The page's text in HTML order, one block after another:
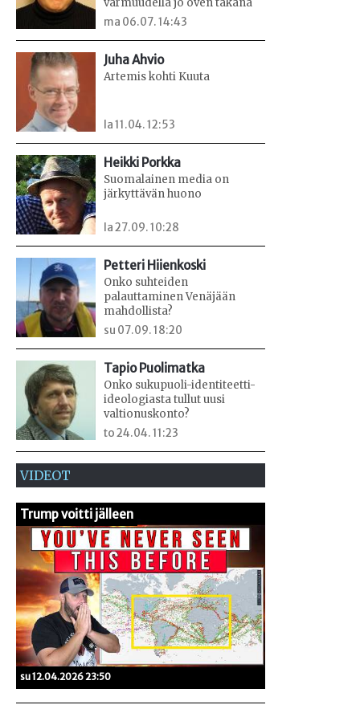
varmuudella jo oven takana
ma 06.07. 14:43
Juha Ahvio
Artemis kohti Kuuta
la 11.04. 12:53
Heikki Porkka
Suomalainen media on
järkyttävän huono
la 27.09. 10:28
Petteri Hiienkoski
Onko suhteiden
palauttaminen Venäjään
mahdollista?
su 07.09. 18:20
Tapio Puolimatka
Onko sukupuoli-identiteetti-
ideologiasta tullut uusi
valtionuskonto?
to 24.04. 11:23
VIDEOT
Trump voitti jälleen
su 12.04.2026 23:50